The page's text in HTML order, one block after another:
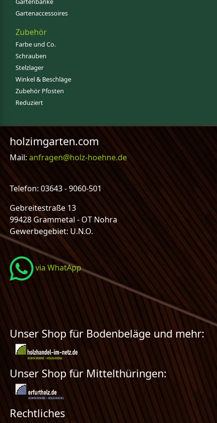
Gartenaccessoires
Zubehör
Farbe und Co.
Schrauben
Stelzlager
Winkel & Beschläge
Zubehör Pfosten
Reduziert
holzimgarten.com
Mail:anfragen@holz-hoehne.de
Telefon: 03643 - 9060-501
Gebreitestraße 13
99428 Grammetal - OT Nohra
Gewerbegebiet: U.N.O.
via WhatApp
Unser Shop für Bodenbeläge und mehr:
Unser Shop für Mittelthüringen:
Rechtliches